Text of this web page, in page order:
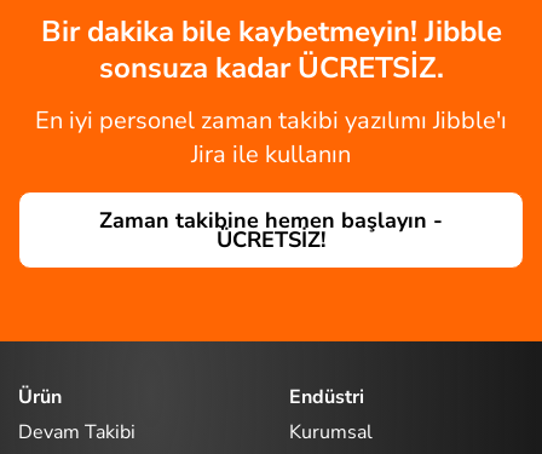
Bir dakika bile kaybetmeyin! Jibble
sonsuza kadar ÜCRETSİZ.
En iyi personel zaman takibi yazılımı Jibble'ı
Jira ile kullanın
Zaman takibine hemen başlayın -
ÜCRETSİZ!
Ürün
Devam Takibi
Endüstri
Kurumsal